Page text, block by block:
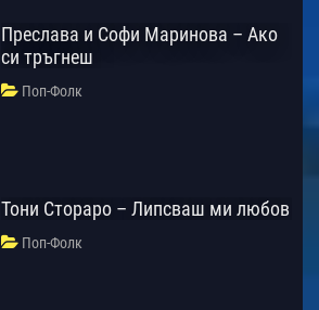
Преслава и Софи Маринова – Ако
си тръгнеш
Поп-Фолк
Тони Стораро – Липсваш ми любов
Поп-Фолк